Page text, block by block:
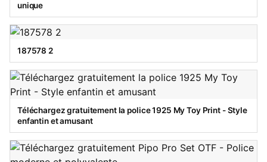
unique
187578 2
Téléchargez gratuitement la police 1925 My Toy Print - Style
enfantin et amusant